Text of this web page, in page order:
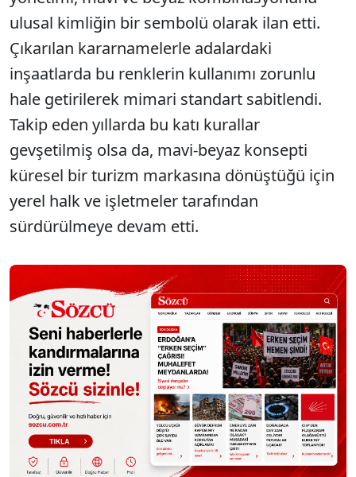
ulusal kimliğin bir sembolü olarak ilan etti.
Çıkarılan kararnamelerle adalardaki
inşaatlarda bu renklerin kullanımı zorunlu
hale getirilerek mimari standart sabitlendi.
Takip eden yıllarda bu katı kurallar
gevşetilmiş olsa da, mavi-beyaz konsepti
küresel bir turizm markasına dönüştüğü için
yerel halk ve işletmeler tarafından
sürdürülmeye devam etti.